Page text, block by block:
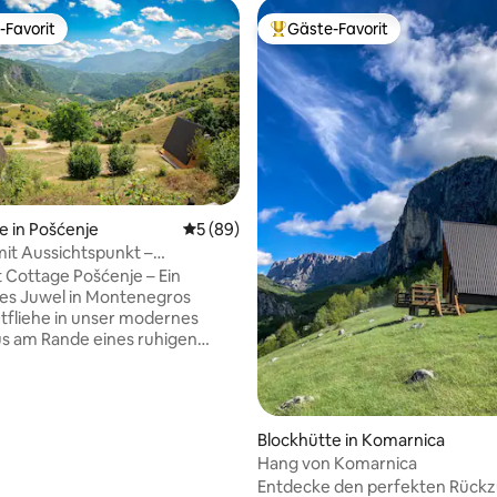
4,95 von 5, 137 Bewertungen
Gäste-Favorit.
Favorit
in Pošćenje Durchschnittliche Bewertung: 5 von 5,
5 (89)
Aussichtspunkt –
in Durmitor
Pošćenje – Ein
Juwel in Montenegros
am Rande eines ruhigen
Beliebter Gäste-Favorit.
Gäste-Favorit
Blockhütte in Komarnica
Hang von Komarnica
Entdecke den perfekten